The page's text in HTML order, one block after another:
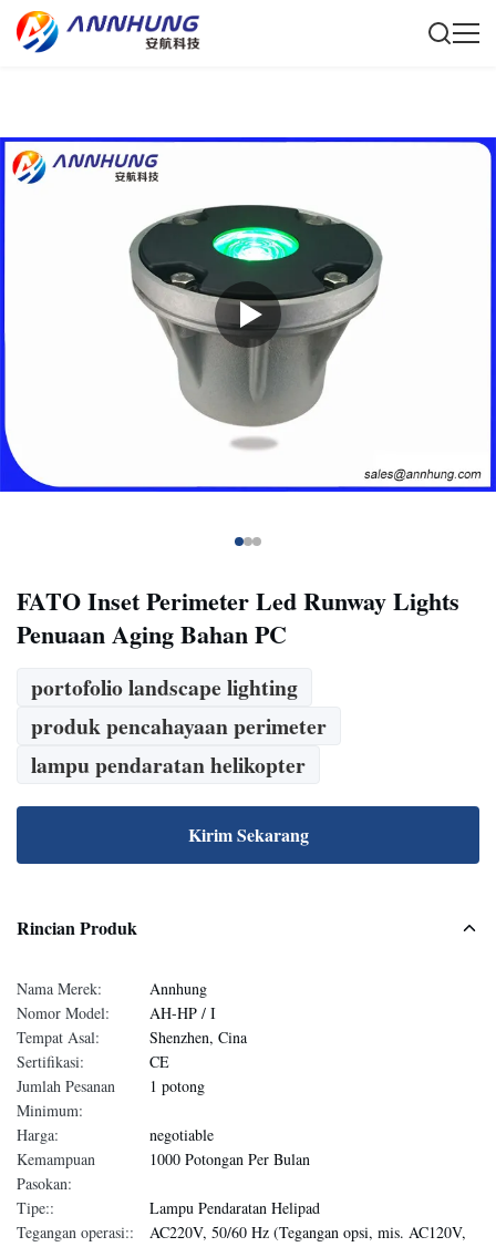
FATO Inset Perimeter Led Runway Lights
Penuaan Aging Bahan PC
portofolio landscape lighting
produk pencahayaan perimeter
lampu pendaratan helikopter
Kirim Sekarang
Rincian Produk
Nama Merek:
Annhung
Nomor Model:
AH-HP / I
Tempat Asal:
Shenzhen, Cina
Sertifikasi:
CE
Jumlah Pesanan
Minimum:
1 potong
Harga:
negotiable
Kemampuan
Pasokan:
1000 Potongan Per Bulan
Tipe::
Lampu Pendaratan Helipad
Tegangan operasi::
AC220V, 50/60 Hz (Tegangan opsi, mis. AC120V,